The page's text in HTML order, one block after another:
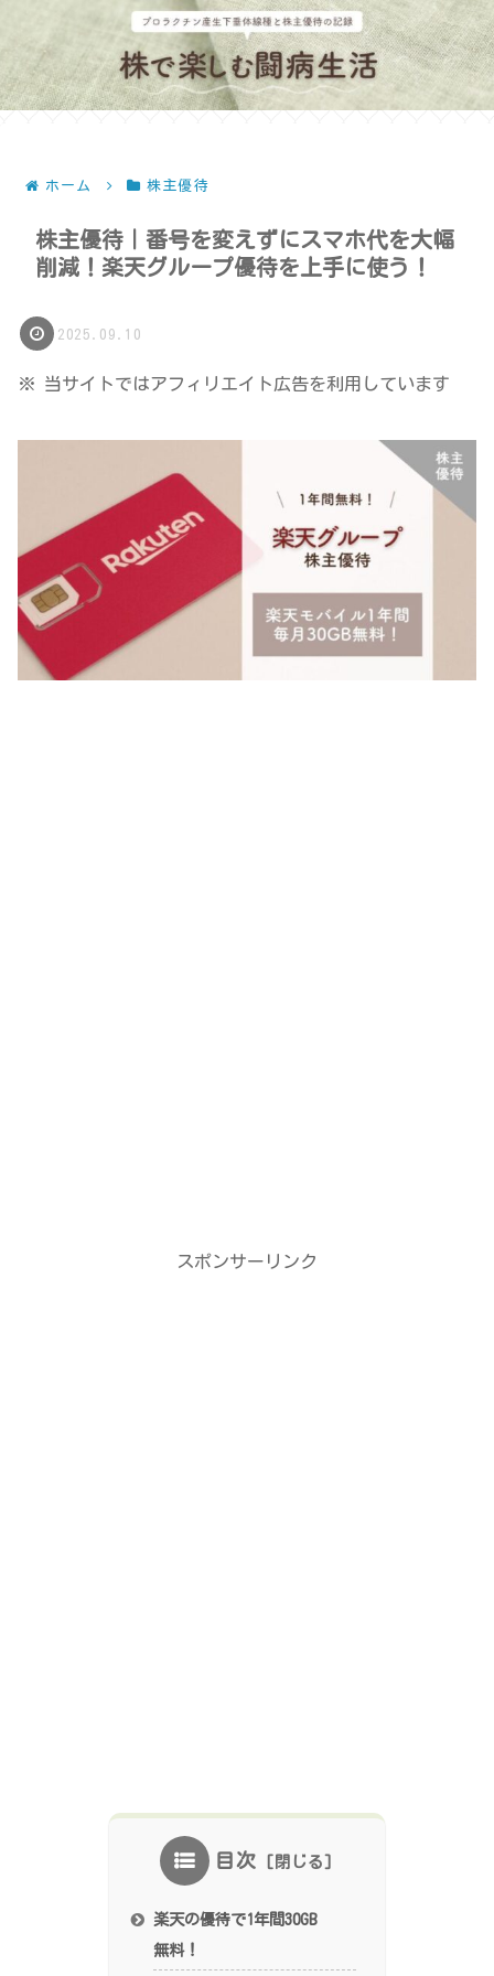
ホーム 株主優待
株主優待｜番号を変えずにスマホ代を大幅
削減！楽天グループ優待を上手に使う！
2025.09.10
※ 当サイトではアフィリエイト広告を利用しています
スポンサーリンク
目次
楽天の優待で1年間30GB
無料！